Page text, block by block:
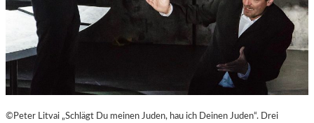
©Peter Litvai „Schlägt Du meinen Juden, hau ich Deinen Juden“. Drei